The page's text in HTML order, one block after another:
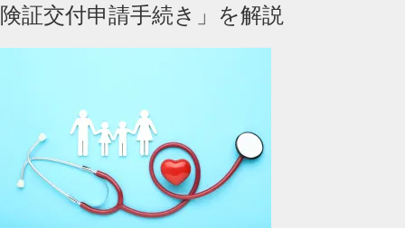
険証交付申請手続き」を解説